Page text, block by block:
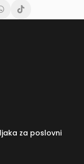
za poslovni